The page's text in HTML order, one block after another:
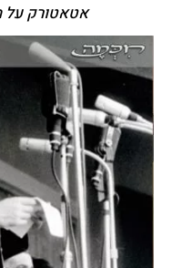
אטאטורק על